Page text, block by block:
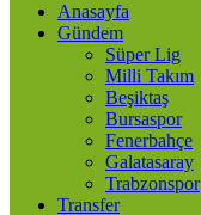
Anasayfa
Gündem
Süper Lig
Milli Takım
Beşiktaş
Bursaspor
Fenerbahçe
Galatasaray
Trabzonspor
Transfer